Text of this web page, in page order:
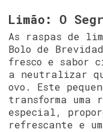
Limão: O
As raspas de
Bolo de
fresco e sabor
a neutralizar
ovo. Este
transforma uma
especial,
refrescante e